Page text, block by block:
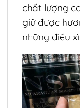
chất lượng
giữ được
những điếu